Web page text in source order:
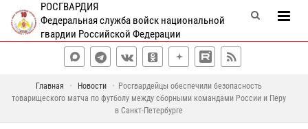
РОСГВАРДИЯ
Федеральная служба войск национальной
гвардии Российской Федерации
Главная Новости
Росгвардейцы обеспечили безопасность
товарищеского матча по футболу между сборными командами России и Перу
в Санкт-Петербурге